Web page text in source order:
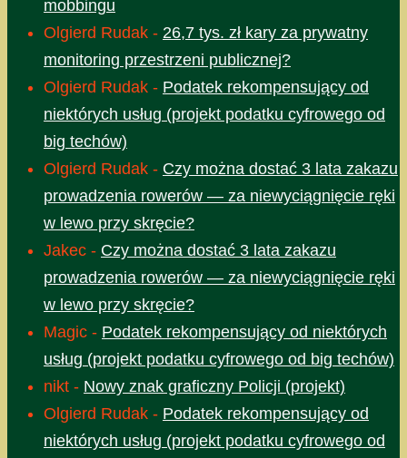
mobbingu
Olgierd Rudak - 26,7 tys. zł kary za prywatny
monitoring przestrzeni publicznej?
Olgierd Rudak - Podatek rekompensujący od
niektórych usług (projekt podatku cyfrowego od
big techów)
Olgierd Rudak - Czy można dostać 3 lata zakazu
prowadzenia rowerów — za niewyciągnięcie ręki
w lewo przy skręcie?
Jakec - Czy można dostać 3 lata zakazu
prowadzenia rowerów — za niewyciągnięcie ręki
w lewo przy skręcie?
Magic - Podatek rekompensujący od niektórych
usług (projekt podatku cyfrowego od big techów)
nikt - Nowy znak graficzny Policji (projekt)
Olgierd Rudak - Podatek rekompensujący od
niektórych usług (projekt podatku cyfrowego od